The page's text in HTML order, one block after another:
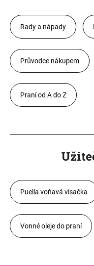
Rady a nápady
Průvodce nákupem
Praní od A do Z
Puella voňavá visačka
Vonné oleje do praní